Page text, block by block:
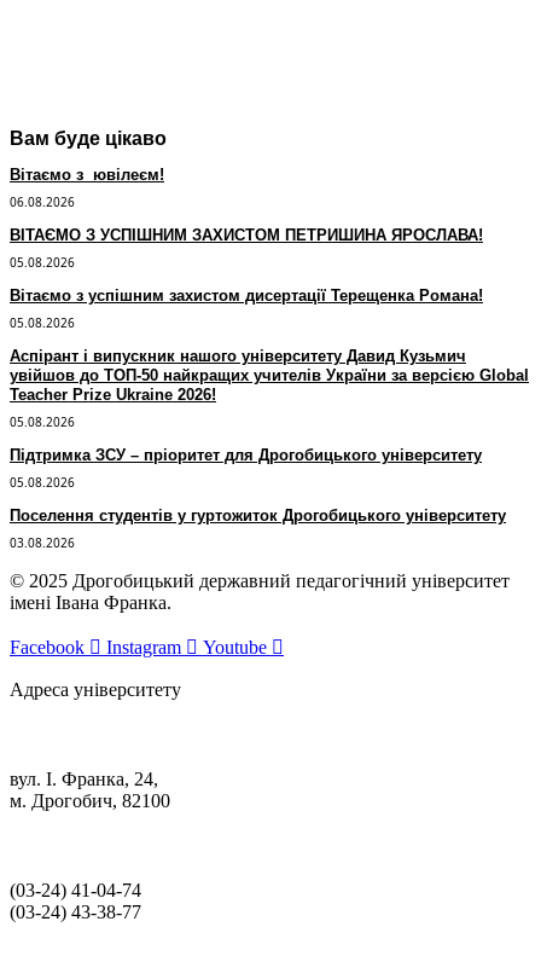
Вам буде цікаво
Вітаємо з ювілеєм!
06.08.2026
ВІТАЄМО З УСПІШНИМ ЗАХИСТОМ ПЕТРИШИНА ЯРОСЛАВА!
05.08.2026
Вітаємо з успішним захистом дисертації Терещенка Романа!
05.08.2026
Аспірант і випускник нашого університету Давид Кузьмич
увійшов до ТОП-50 найкращих учителів України за версією Global
Teacher Prize Ukraine 2026!
05.08.2026
Підтримка ЗСУ – пріоритет для Дрогобицького університету
05.08.2026
Поселення студентів у гуртожиток Дрогобицького університету
03.08.2026
© 2025 Дрогобицький державний педагогічний університет
імені Івана Франка.
Facebook Instagram Youtube
Адреса університету
вул. І. Франка, 24,
м. Дрогобич, 82100
(03‑24) 41‑04‑74
(03‑24) 43‑38‑77